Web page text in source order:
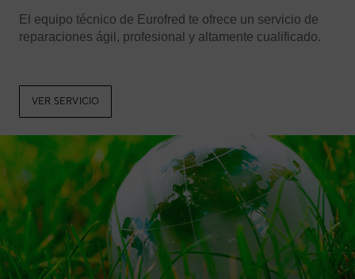
El equipo técnico de Eurofred te ofrece un servicio de
reparaciones ágil, profesional y altamente cualificado.
VER SERVICIO